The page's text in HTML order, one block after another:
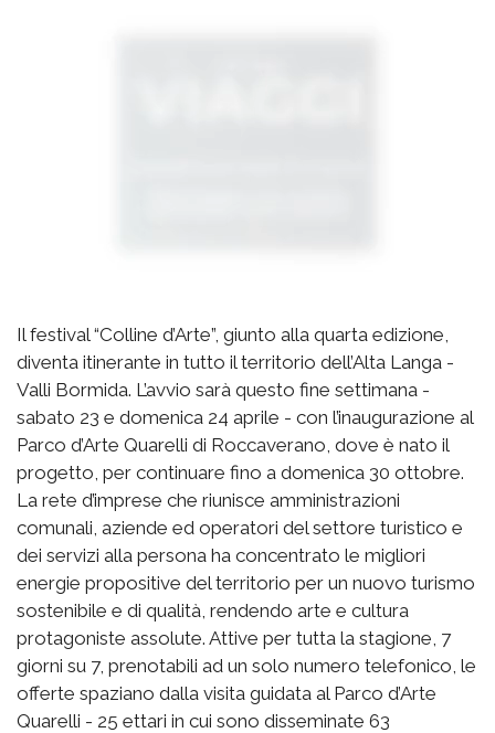
Il festival “Colline d’Arte”, giunto alla quarta edizione,
diventa itinerante in tutto il territorio dell’Alta Langa -
Valli Bormida. L’avvio sarà questo fine settimana -
sabato 23 e domenica 24 aprile - con l’inaugurazione al
Parco d’Arte Quarelli di Roccaverano, dove è nato il
progetto, per continuare fino a domenica 30 ottobre.
La rete d’imprese che riunisce amministrazioni
comunali, aziende ed operatori del settore turistico e
dei servizi alla persona ha concentrato le migliori
energie propositive del territorio per un nuovo turismo
sostenibile e di qualità, rendendo arte e cultura
protagoniste assolute. Attive per tutta la stagione, 7
giorni su 7, prenotabili ad un solo numero telefonico, le
offerte spaziano dalla visita guidata al Parco d’Arte
Quarelli - 25 ettari in cui sono disseminate 63